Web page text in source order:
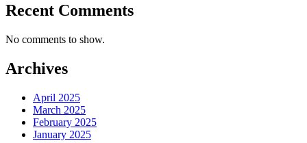
Recent Comments
No comments to show.
Archives
April 2025
March 2025
February 2025
January 2025